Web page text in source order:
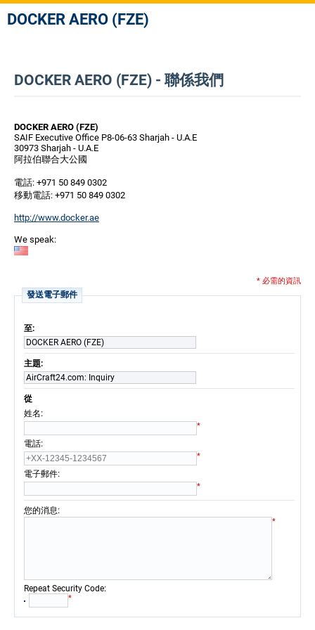
DOCKER AERO (FZE)
DOCKER AERO (FZE) - 聯係我們
DOCKER AERO (FZE)
SAIF Executive Office P8-06-63 Sharjah - U.A.E
30973 Sharjah - U.A.E
阿拉伯聯合大公國
電話: +971 50 849 0302
移動電話: +971 50 849 0302
http://www.docker.ae
We speak:
* 必需的資訊
發送電子郵件
至:
DOCKER AERO (FZE)
主題:
AirCraft24.com: Inquiry
從
姓名 :
*
電話:
*
電子郵件:
*
您的消息:
*
Repeat Security Code:
*